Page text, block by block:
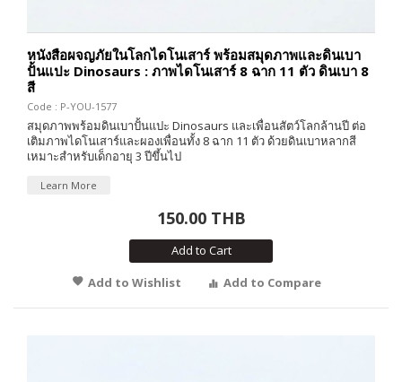
หนังสือผจญภัยในโลกไดโนเสาร์ พร้อมสมุดภาพและดินเบา
ปั้นแปะ Dinosaurs : ภาพไดโนเสาร์ 8 ฉาก 11 ตัว ดินเบา 8
สี
Code : P-YOU-1577
สมุดภาพพร้อมดินเบาปั้นแปะ Dinosaurs และเพื่อนสัตว์โลกล้านปี ต่อ
เติมภาพไดโนเสาร์และผองเพื่อนทั้ง 8 ฉาก 11 ตัว ด้วยดินเบาหลากสี
เหมาะสำหรับเด็กอายุ 3 ปีขึ้นไป
Learn More
150.00 THB
Add to Cart
Add to Wishlist
Add to Compare